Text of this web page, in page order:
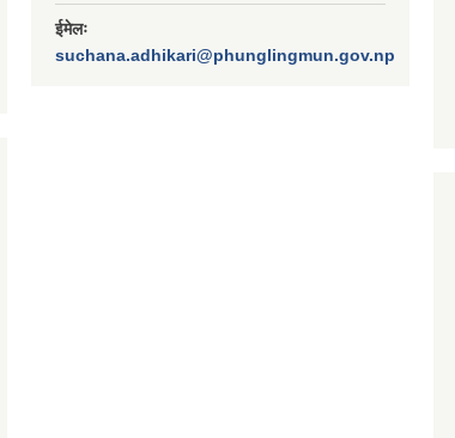
ईमेलः
suchana.adhikari@phunglingmun.gov.np